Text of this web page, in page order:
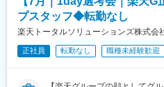
・店舗での電話応対
・在庫管理、売り場づくり、
・KPI管理・数値振り返り
・キャンペーン企画など、集
7/2（木）17:00～20:30
7/5（日）11:00～14:30
プスタッフ◆転勤なし
楽天トータルソリューションズ株式会
正社員 転勤なし 職種未経験歓迎